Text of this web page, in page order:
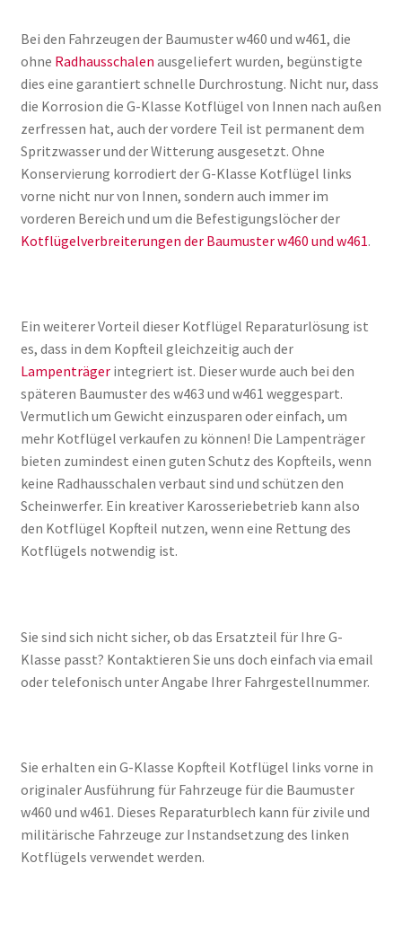
Bei den Fahrzeugen der Baumuster w460 und w461, die
ohne Radhausschalen ausgeliefert wurden, begünstigte
dies eine garantiert schnelle Durchrostung. Nicht nur, dass
die Korrosion die G-Klasse Kotflügel von Innen nach außen
zerfressen hat, auch der vordere Teil ist permanent dem
Spritzwasser und der Witterung ausgesetzt. Ohne
Konservierung korrodiert der G-Klasse Kotflügel links
vorne nicht nur von Innen, sondern auch immer im
vorderen Bereich und um die Befestigungslöcher der
Kotflügelverbreiterungen der Baumuster w460 und w461.
Ein weiterer Vorteil dieser Kotflügel Reparaturlösung ist
es, dass in dem Kopfteil gleichzeitig auch der
Lampenträgerintegriert ist. Dieser wurde auch bei den
späteren Baumuster des w463 und w461 weggespart.
Vermutlich um Gewicht einzusparen oder einfach, um
mehr Kotflügel verkaufen zu können! Die Lampenträger
bieten zumindest einen guten Schutz des Kopfteils, wenn
keine Radhausschalen verbaut sind und schützen den
Scheinwerfer. Ein kreativer Karosseriebetrieb kann also
den Kotflügel Kopfteil nutzen, wenn eine Rettung des
Kotflügels notwendig ist.
Sie sind sich nicht sicher, ob das Ersatzteil für Ihre G-
Klasse passt? Kontaktieren Sie uns doch einfach via email
oder telefonisch unter Angabe Ihrer Fahrgestellnummer.
Sie erhalten ein G-Klasse Kopfteil Kotflügel links vorne in
originaler Ausführung für Fahrzeuge für die Baumuster
w460 und w461. Dieses Reparaturblech kann für zivile und
militärische Fahrzeuge zur Instandsetzung des linken
Kotflügels verwendet werden.